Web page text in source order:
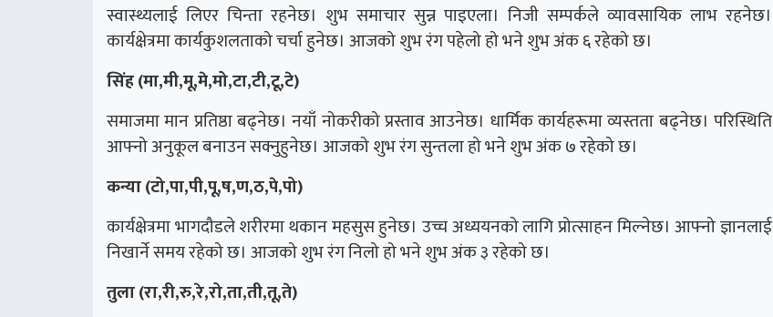
स्वास्थ्यलाई लिएर चिन्ता रहनेछ। शुभ समाचार सुन्न पाइएला। निजी सम्पर्कले व्यावसायिक लाभ रहनेछ।
कार्यक्षेत्रमा कार्यकुशलताको चर्चा हुनेछ। आजको शुभ रंग पहेलो हो भने शुभ अंक ६ रहेको छ।
सिंह (मा,मी,मू,मे,मो,टा,टी,टू,टे)
समाजमा मान प्रतिष्ठा बढ्नेछ। नयाँ नोकरीको प्रस्ताव आउनेछ। धार्मिक कार्यहरूमा व्यस्तता बढ्नेछ। परिस्थिति
आफ्नो अनुकूल बनाउन सक्नुहुनेछ। आजको शुभ रंग सुन्तला हो भने शुभ अंक ७ रहेको छ।
कन्या (टो,पा,पी,पू,ष,ण,ठ,पे,पो)
कार्यक्षेत्रमा भागदौडले शरीरमा थकान महसुस हुनेछ। उच्च अध्ययनको लागि प्रोत्साहन मिल्नेछ। आफ्नो ज्ञानलाई
निखार्ने समय रहेको छ। आजको शुभ रंग निलो हो भने शुभ अंक ३ रहेको छ।
तुला (रा,री,रु,रे,रो,ता,ती,तू,ते)